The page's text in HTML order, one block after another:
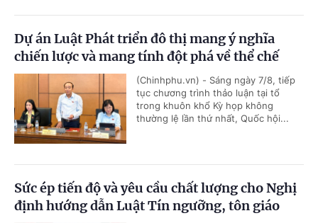
Dự án Luật Phát triển đô thị mang ý nghĩa
chiến lược và mang tính đột phá về thể chế
(Chinhphu.vn) - Sáng ngày 7/8, tiếp
tục chương trình thảo luận tại tổ
trong khuôn khổ Kỳ họp không
thường lệ lần thứ nhất, Quốc hội...
Sức ép tiến độ và yêu cầu chất lượng cho Nghị
định hướng dẫn Luật Tín ngưỡng, tôn giáo